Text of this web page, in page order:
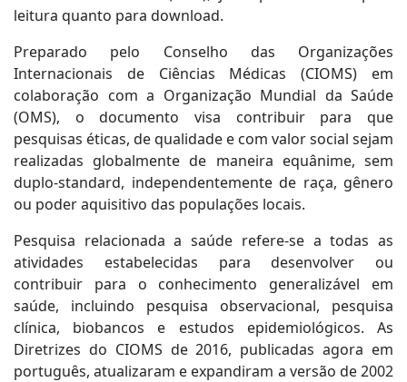
leitura quanto para download.
Preparado pelo Conselho das Organizações
Internacionais de Ciências Médicas (CIOMS) em
colaboração com a Organização Mundial da Saúde
(OMS), o documento visa contribuir para que
pesquisas éticas, de qualidade e com valor social sejam
realizadas globalmente de maneira equânime, sem
duplo-standard, independentemente de raça, gênero
ou poder aquisitivo das populações locais.
Pesquisa relacionada a saúde refere-se a todas as
atividades estabelecidas para desenvolver ou
contribuir para o conhecimento generalizável em
saúde, incluindo pesquisa observacional, pesquisa
clínica, biobancos e estudos epidemiológicos. As
Diretrizes do CIOMS de 2016, publicadas agora em
português, atualizaram e expandiram a versão de 2002